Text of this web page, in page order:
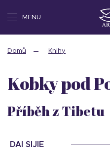
MENU
Domů Knihy
Kobky pod
Příběh z Tibetu
DAI SIJIE